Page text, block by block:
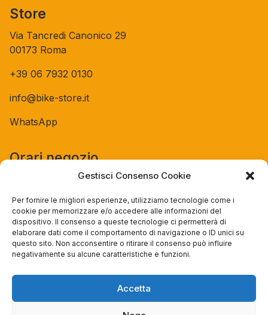
Gestisci Consenso Cookie
Per fornire le migliori esperienze, utilizziamo tecnologie come i
cookie per memorizzare e/o accedere alle informazioni del
dispositivo. Il consenso a queste tecnologie ci permetterà di
elaborare dati come il comportamento di navigazione o ID unici su
questo sito. Non acconsentire o ritirare il consenso può influire
negativamente su alcune caratteristiche e funzioni.
Accetta
Store
Via Tancredi Canonico 29
00173 Roma
+39 06 7932 0130
info@bike-store.it
WhatsApp
Orari negozio
Dom: chiuso
Servizi